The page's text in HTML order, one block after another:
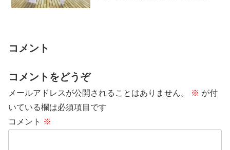
コメント
コメントをどうぞ
メールアドレスが公開されることはありません。 ※ が付
いている欄は必須項目です
コメント ※